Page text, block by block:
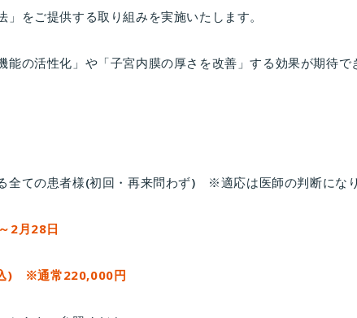
」をご提供する取り組みを実施いたします。
能の活性化」や「子宮内膜の厚さを改善」する効果が期待で
全ての患者様(初回・再来問わず) ※適応は医師の判断になり
2月28日
) ※通常220,000円